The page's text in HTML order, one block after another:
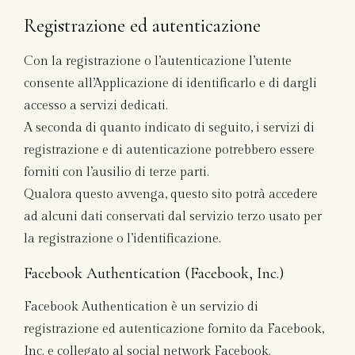
Registrazione ed autenticazione
Con la registrazione o l’autenticazione l’utente
consente all’Applicazione di identificarlo e di dargli
accesso a servizi dedicati.
A seconda di quanto indicato di seguito, i servizi di
registrazione e di autenticazione potrebbero essere
forniti con l’ausilio di terze parti.
Qualora questo avvenga, questo sito potrà accedere
ad alcuni dati conservati dal servizio terzo usato per
la registrazione o l’identificazione.
Facebook Authentication (Facebook, Inc.)
Facebook Authentication è un servizio di
registrazione ed autenticazione fornito da Facebook,
Inc. e collegato al social network Facebook.